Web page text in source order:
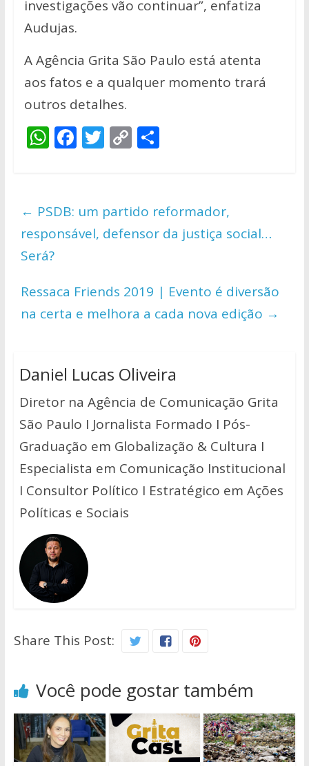
investigações vão continuar”, enfatiza
Audujas.
A Agência Grita São Paulo está atenta
aos fatos e a qualquer momento trará
outros detalhes.
W
s
A
p
p
F
b
o
o
T
er
C
y
Li
n
S
e
← PSDB: um partido reformador,
responsável, defensor da justiça social…
Será?
Ressaca Friends 2019 | Evento é diversão
na certa e melhora a cada nova edição →
Daniel Lucas Oliveira
Diretor na Agência de Comunicação Grita
São Paulo I Jornalista Formado I Pós-
Graduação em Globalização & Cultura I
Especialista em Comunicação Institucional
I Consultor Político I Estratégico em Ações
Políticas e Sociais
Share This Post:
Você pode gostar também